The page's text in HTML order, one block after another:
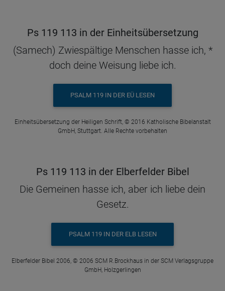
Ps 119 113 in der Einheitsübersetzung
(Samech) Zwiespältige Menschen hasse ich, *
doch deine Weisung liebe ich.
PSALM 119 IN DER EÜ LESEN
Einheitsübersetzung der Heiligen Schrift, © 2016 Katholische Bibelanstalt
GmbH, Stuttgart. Alle Rechte vorbehalten
Ps 119 113 in der Elberfelder Bibel
Die Gemeinen hasse ich, aber ich liebe dein
Gesetz.
PSALM 119 IN DER ELB LESEN
Elberfelder Bibel 2006, © 2006 SCM R.Brockhaus in der SCM Verlagsgruppe
GmbH, Holzgerlingen